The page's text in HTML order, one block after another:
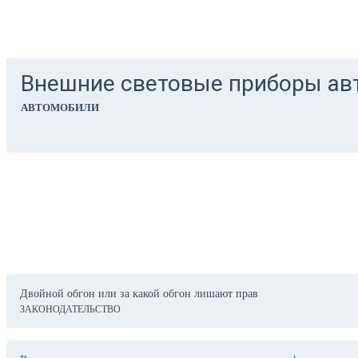
Внешние световые приборы
АВТОМОБИЛИ
Двойной обгон или за какой обгон лишают прав
ЗАКОНОДАТЕЛЬСТВО